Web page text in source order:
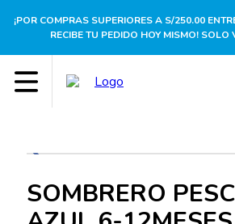
¡POR COMPRAS SUPERIORES A S/250.00
RECIBE TU PEDIDO HOY MISMO! SOLO
SOMBRERO